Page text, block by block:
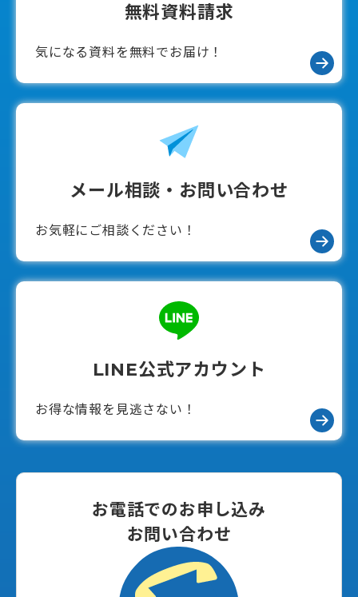
無料資料請求
気になる資料を無料でお届け！
メール相談・お問い合わせ
お気軽にご相談ください！
LINE公式アカウント
お得な情報を見逃さない！
お電話でのお申し込み
お問い合わせ